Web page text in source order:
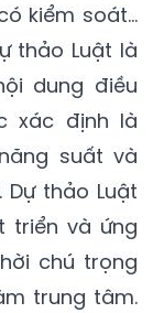
kiểm soát…
thảo Luật là
dung điều
xác định là
suất và
thảo Luật
triển và ứng
chú trọng
trung tâm.